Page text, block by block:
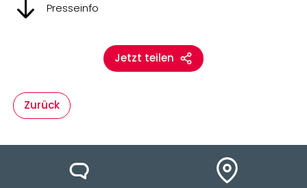
Presseinfo
Jetzt teilen
Zurück